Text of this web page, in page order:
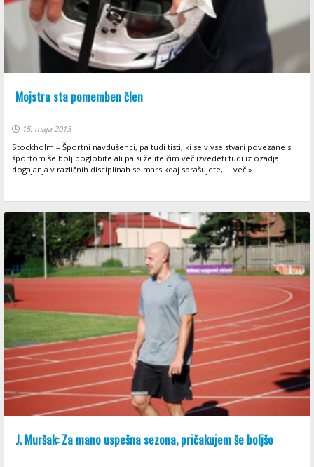
Mojstra sta pomemben člen
15. maja 2013
Stockholm – Športni navdušenci, pa tudi tisti, ki se v vse stvari povezane s
športom še bolj poglobite ali pa si želite čim več izvedeti tudi iz ozadja
dogajanja v različnih disciplinah se marsikdaj sprašujete, ... več »
J. Muršak: Za mano uspešna sezona, pričakujem še boljšo